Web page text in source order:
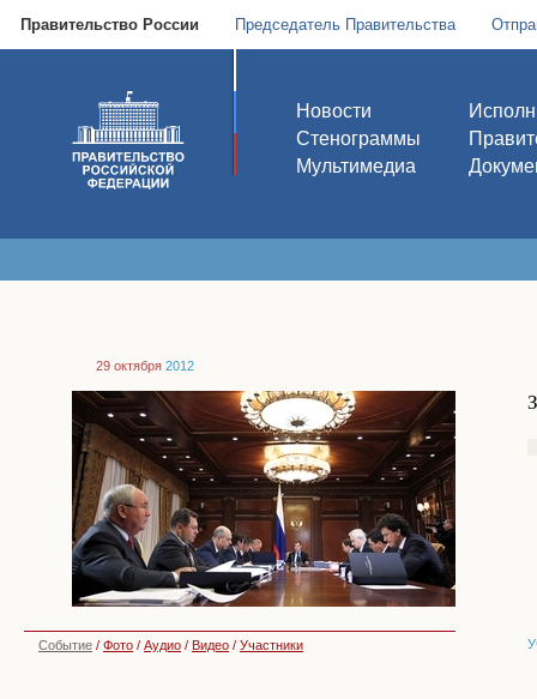
Правительство России Председатель Правительства
Новости
Стенограммы
Мультимедиа
29 октября 2012
Событие / Фото / Аудио / Видео / Участники